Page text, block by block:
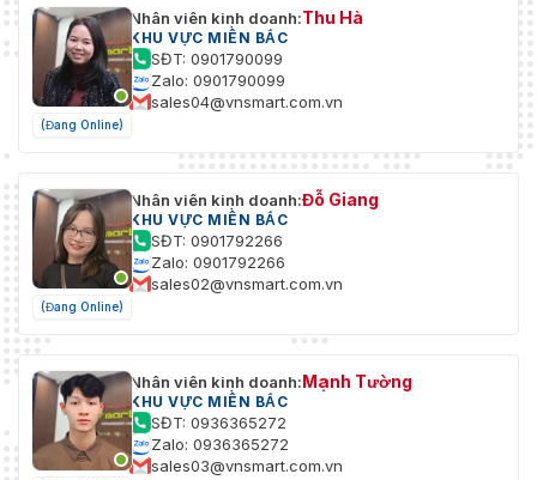
(Đang Online)
Nhân viên kinh doanh:Thu Hà
KHU VỰC MIỀN BẮC
SĐT: 0901790099
Zalo: 0901790099
sales04@vnsmart.com.vn
(Đang Online)
Nhân viên kinh doanh:Đỗ Giang
KHU VỰC MIỀN BẮC
SĐT: 0901792266
Zalo: 0901792266
sales02@vnsmart.com.vn
Nhân viên kinh doanh:Mạnh Tường
KHU VỰC MIỀN BẮC
SĐT: 0936365272
Zalo: 0936365272
sales03@vnsmart.com.vn